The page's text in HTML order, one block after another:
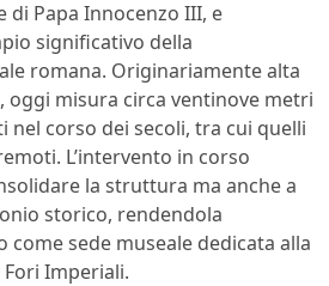
di Papa Innocenzo III, e
significativo della
romana. Originariamente alta
misura circa ventinove metri
nel corso dei secoli, tra cui quelli
L’intervento in corso
la struttura ma anche a
storico, rendendola
come sede museale dedicata alla
Imperiali.